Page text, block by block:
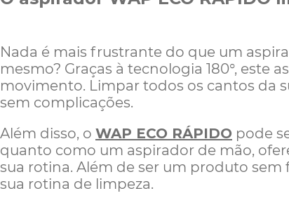
Nada é mais frustrante do que um
mesmo? Graças à tecnologia 180°, este
movimento. Limpar todos os cantos da
sem complicações.
Além disso, o WAP ECO RÁPIDO pode
quanto como um aspirador de mão,
sua rotina. Além de ser um produto
sua rotina de limpeza.